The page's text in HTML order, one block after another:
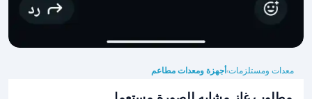
معدات ومستلزمات›أجهزة ومعدات مطاعم